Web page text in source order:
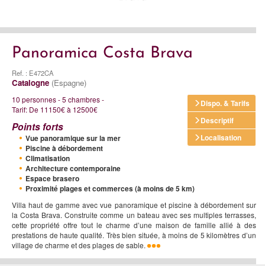
Panoramica Costa Brava
Ref. : E472CA
Catalogne (Espagne)
Dispo. & Tarifs
Descriptif
Localisation
10 personnes - 5 chambres -
Tarif: De 11150€ à 12500€
Points forts
Vue panoramique sur la mer
Piscine à débordement
Climatisation
Architecture contemporaine
Espace brasero
Proximité plages et commerces (à moins de 5 km)
Villa haut de gamme avec vue panoramique et piscine à débordement sur
la Costa Brava. Construite comme un bateau avec ses multiples terrasses,
cette propriété offre tout le charme d’une maison de famille allié à des
prestations de haute qualité. Très bien située, à moins de 5 kilomètres d’un
village de charme et des plages de sable.